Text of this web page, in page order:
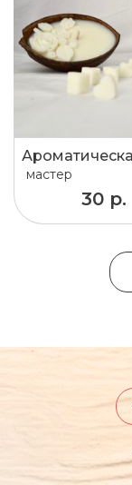
мастер
30 р.